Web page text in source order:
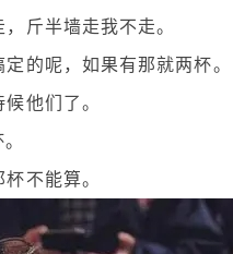
斤半墙走我不走。
的呢，如果有那就两杯。
他们了。
不能算。